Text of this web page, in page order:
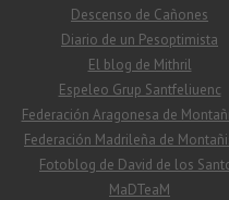
Descenso de Cañones
Diario de un Pesoptimista
El blog de Mithril
Espeleo Grup Santfeliuenc
Federación Aragonesa de
Federación Madrileña de
Fotoblog de David de los
MaDTeaM